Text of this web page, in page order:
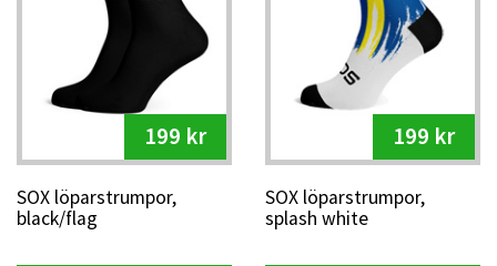
199 kr
SOX löparstrumpor,
black/flag
199 kr
SOX löparstrumpor,
splash white